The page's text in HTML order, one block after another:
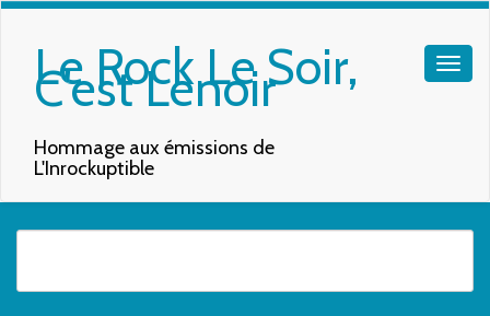
Le Rock Le Soir,
C'est Lenoir
Hommage aux émissions de
L'Inrockuptible